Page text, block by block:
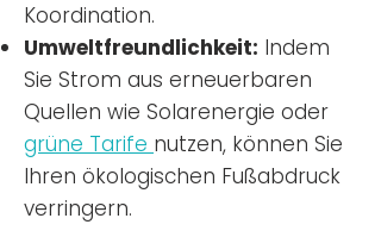
Koordination.
Umweltfreundlichkeit: Indem
Sie Strom aus erneuerbaren
Quellen wie Solarenergie oder
grüne Tarife nutzen, können Sie
Ihren ökologischen Fußabdruck
verringern.